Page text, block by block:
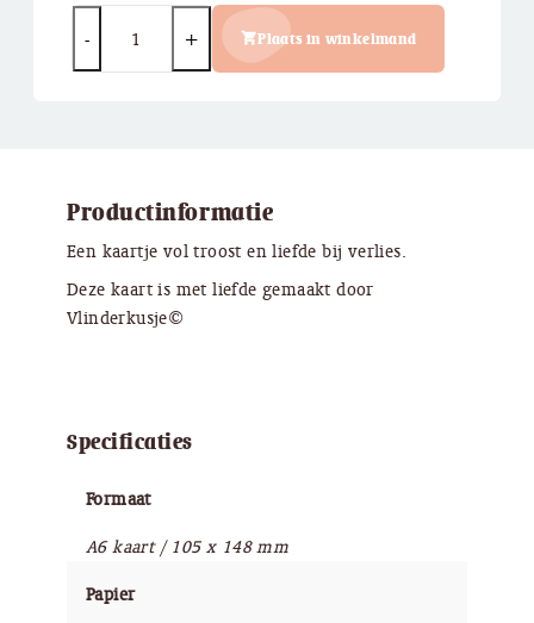
Plaats in winkelmand
Productinformatie
Een kaartje vol troost en liefde bij verlies.
Deze kaart is met liefde gemaakt door
Vlinderkusje©
Specificaties
Formaat
A6 kaart / 105 x 148 mm
Papier